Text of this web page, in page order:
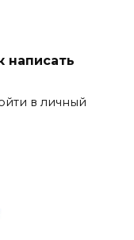
написать
в личный